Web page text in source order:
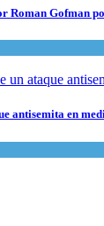
Roman Gofman
antisemita en